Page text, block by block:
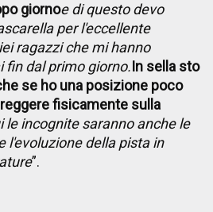
giornoe di questo devo
per l'eccellente
ragazzi che mi hanno
fin dal primo giorno.In sella sto
se ho una posizione poco
fisicamente sulla
le incognite saranno anche le
l'evoluzione della pista in
”.